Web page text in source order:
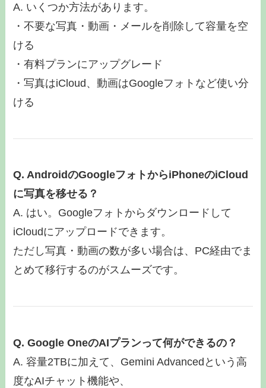
A. いくつか方法があります。
・不要な写真・動画・メールを削除して容量を空
ける
・有料プランにアップグレード
・写真はiCloud、動画はGoogleフォトなど使い分
ける
Q. AndroidのGoogleフォトからiPhoneのiCloud
に写真を移せる？
A. はい。Googleフォトからダウンロードして
iCloudにアップロードできます。
ただし写真・動画の数が多い場合は、PC経由でま
とめて移行するのがスムーズです。
Q. Google OneのAIプランって何ができるの？
A. 容量2TBに加えて、Gemini Advancedという高
度なAIチャット機能や、